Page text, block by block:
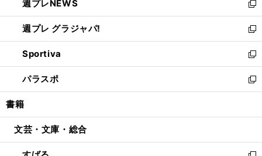
く
で
開
く
ド
ウ
で
開
く
い
ウ
ィ
ン
ド
ウ
で
開
週プレNEWS
新
し
い
ウ
ィ
ン
ド
ウ
開
週プレ グラジャパ!
新
し
い
ウ
ィ
ン
ウ
開
Sportiva
新
し
い
ウ
ン
ウ
パラスポ
新
し
ウ
ン
書籍
文芸・文庫・総合